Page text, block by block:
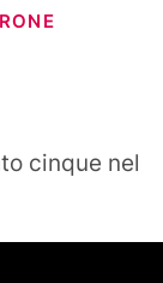
cinque nel